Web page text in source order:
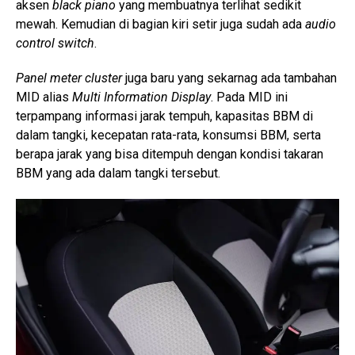
aksen black piano yang membuatnya terlihat sedikit
mewah. Kemudian di bagian kiri setir juga sudah ada audio
control switch.
Panel meter clusterjuga baru yang sekarnag ada tambahan
MID alias Multi Information Display. Pada MID ini
terpampang informasi jarak tempuh, kapasitas BBM di
dalam tangki, kecepatan rata-rata, konsumsi BBM, serta
berapa jarak yang bisa ditempuh dengan kondisi takaran
BBM yang ada dalam tangki tersebut.